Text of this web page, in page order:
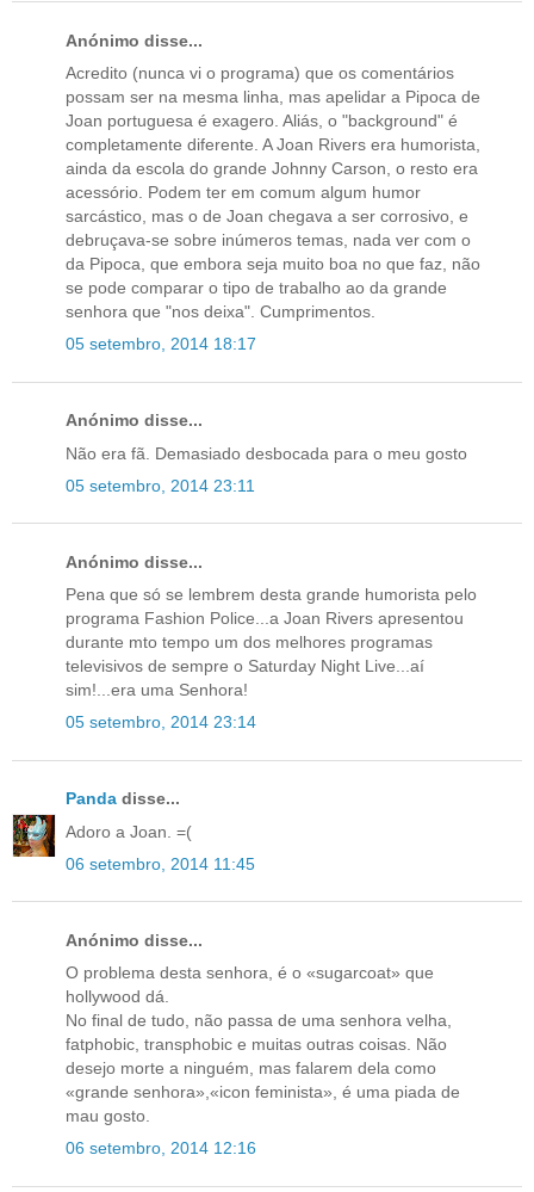
Anónimo disse...
Acredito (nunca vi o programa) que os comentários
possam ser na mesma linha, mas apelidar a Pipoca de
Joan portuguesa é exagero. Aliás, o "background" é
completamente diferente. A Joan Rivers era humorista,
ainda da escola do grande Johnny Carson, o resto era
acessório. Podem ter em comum algum humor
sarcástico, mas o de Joan chegava a ser corrosivo, e
debruçava-se sobre inúmeros temas, nada ver com o
da Pipoca, que embora seja muito boa no que faz, não
se pode comparar o tipo de trabalho ao da grande
senhora que "nos deixa". Cumprimentos.
05 setembro, 2014 18:17
Anónimo disse...
Não era fã. Demasiado desbocada para o meu gosto
05 setembro, 2014 23:11
Anónimo disse...
Pena que só se lembrem desta grande humorista pelo
programa Fashion Police...a Joan Rivers apresentou
durante mto tempo um dos melhores programas
televisivos de sempre o Saturday Night Live...aí
sim!...era uma Senhora!
05 setembro, 2014 23:14
Panda disse...
Adoro a Joan. =(
06 setembro, 2014 11:45
Anónimo disse...
O problema desta senhora, é o «sugarcoat» que
hollywood dá.
No final de tudo, não passa de uma senhora velha,
fatphobic, transphobic e muitas outras coisas. Não
desejo morte a ninguém, mas falarem dela como
«grande senhora»,«icon feminista», é uma piada de
mau gosto.
06 setembro, 2014 12:16